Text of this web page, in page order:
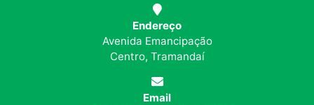
Endereço
Avenida Emancipação
Centro, Tramandaí
Email